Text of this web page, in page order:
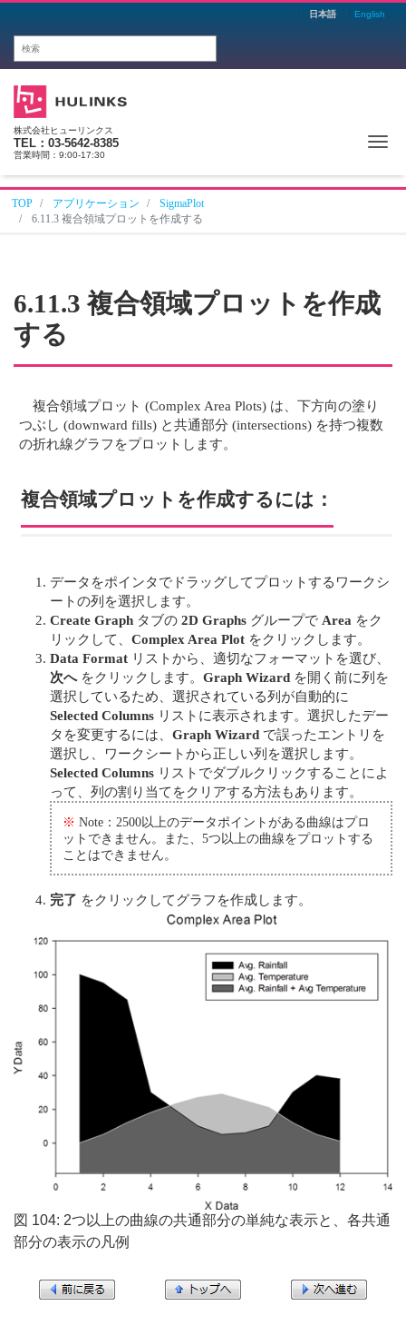
日本語 English
株式会社ヒューリンクス
TEL：03-5642-8385
営業時間：9:00-17:30
TOP アプリケーション
SigmaPlot
6.11.3 複合領域プロットを作成する
6.11.3 複合領域プロットを作成
する
複合領域プロット (Complex Area Plots) は、下方向の塗り
つぶし (downward fills) と共通部分 (intersections) を持つ複数
の折れ線グラフをプロットします。
複合領域プロットを作成するには：
データをポインタでドラッグしてプロットするワークシ
ートの列を選択します。
Create Graph タブの 2D Graphs グループで Area をク
リックして、 Complex Area Plot をクリックします。
Data Format リストから、適切なフォーマットを選び、
次へをクリックします。 Graph Wizard を開く前に列を
選択しているため、選択されている列が自動的に
Selected Columns リストに表示されます。選択したデー
タを変更するには、 Graph Wizard で誤ったエントリを
選択し、ワークシートから正しい列を選択します。
Selected Columns リストでダブルクリックすることによ
って、列の割り当てをクリアする方法もあります。
※ Note：2500以上のデータポイントがある曲線はプロ
ットできません。また、5つ以上の曲線をプロットする
ことはできません。
完了 をクリックしてグラフを作成します。
図 104: 2つ以上の曲線の共通部分の単純な表示と、各共通
部分の表示の凡例